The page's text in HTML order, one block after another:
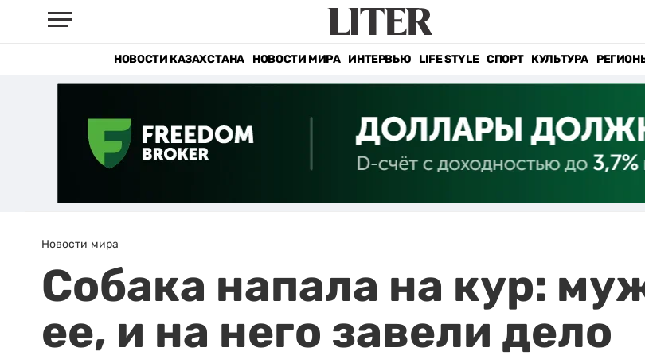
НОВОСТИ КАЗАХСТАНА НОВОСТИ МИРА ИНТЕРВЬЮ LIFE STYLE СПОРТ КУЛЬТУРА
Новости мира
Собака напала на кур:
ее, и на него завели дело